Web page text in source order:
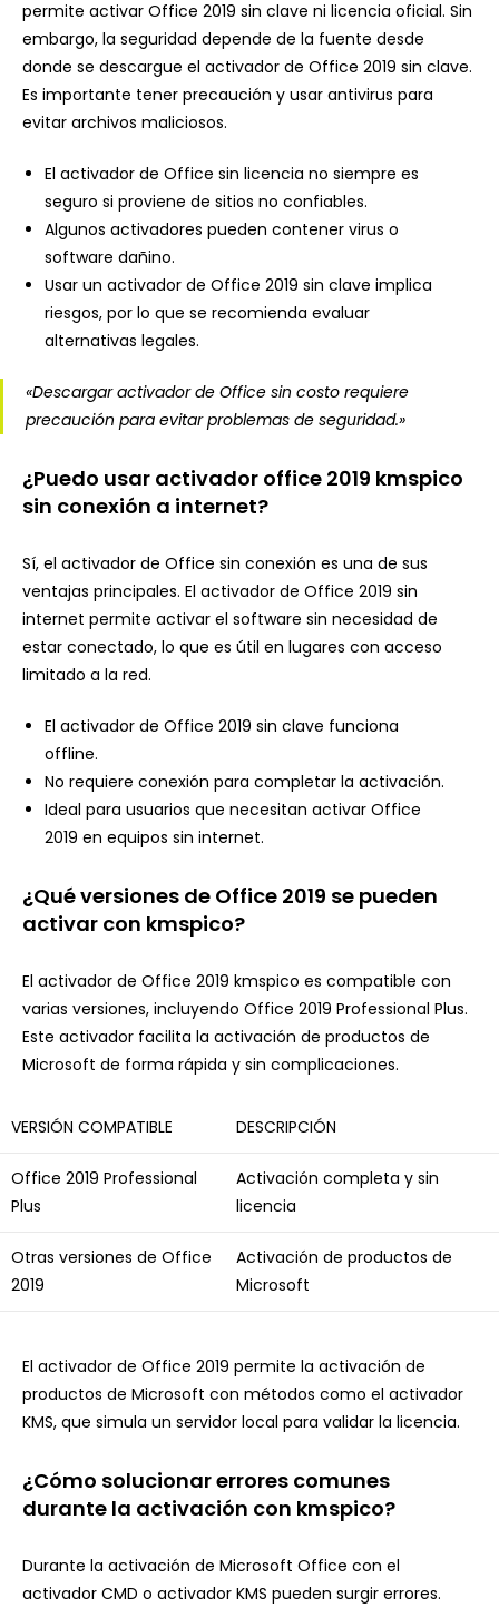
permite activar Office 2019 sin clave ni licencia oficial. Sin
embargo, la seguridad depende de la fuente desde
donde se descargue el activador de Office 2019 sin clave.
Es importante tener precaución y usar antivirus para
evitar archivos maliciosos.
El activador de Office sin licencia no siempre es
seguro si proviene de sitios no confiables.
Algunos activadores pueden contener virus o
software dañino.
Usar un activador de Office 2019 sin clave implica
riesgos, por lo que se recomienda evaluar
alternativas legales.
«Descargar activador de Office sin costo requiere
precaución para evitar problemas de seguridad.»
¿Puedo usar activador office 2019 kmspico
sin conexión a internet?
Sí, el activador de Office sin conexión es una de sus
ventajas principales. El activador de Office 2019 sin
internet permite activar el software sin necesidad de
estar conectado, lo que es útil en lugares con acceso
limitado a la red.
El activador de Office 2019 sin clave funciona
offline.
No requiere conexión para completar la activación.
Ideal para usuarios que necesitan activar Office
2019 en equipos sin internet.
¿Qué versiones de Office 2019 se pueden
activar con kmspico?
El activador de Office 2019 kmspico es compatible con
varias versiones, incluyendo Office 2019 Professional Plus.
Este activador facilita la activación de productos de
Microsoft de forma rápida y sin complicaciones.
VERSIÓN COMPATIBLE DESCRIPCIÓN
Office 2019 Professional
Plus
Activación completa y sin
licencia
Otras versiones de Office
2019
Activación de productos de
Microsoft
El activador de Office 2019 permite la activación de
productos de Microsoft con métodos como el activador
KMS, que simula un servidor local para validar la licencia.
¿Cómo solucionar errores comunes
durante la activación con kmspico?
Durante la activación de Microsoft Office con el
activador CMD o activador KMS pueden surgir errores.